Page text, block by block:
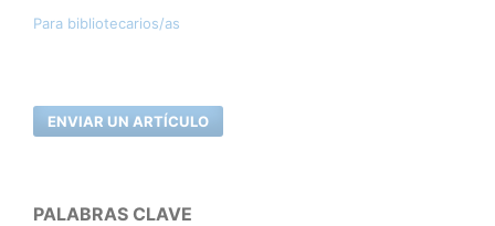
Para bibliotecarios/as
ENVIAR UN ARTÍCULO
PALABRAS CLAVE